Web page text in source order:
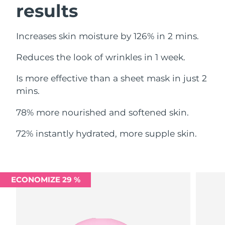
results
Increases skin moisture by 126% in 2 mins.
Reduces the look of wrinkles in 1 week.
Is more effective than a sheet mask in just 2
mins.
78% more nourished and softened skin.
72% instantly hydrated, more supple skin.
ECONOMIZE 29 %
Omã
Filipinas Entrega prevista 14/08/2026
Polônia Entrega prevista12/08/2026
Portugal Entrega prevista11/08/2026
Romênia
Entrega prevista